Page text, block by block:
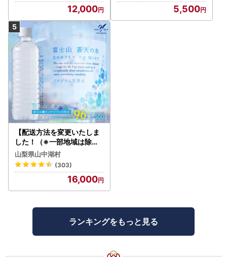
12,000 5,500
【配送方法を変更いたしま
した！（※一部地域は除く
）】＜ラベルレス＞富士山
蒼天の水 500ml×96本（４
ケース）YC001
山梨県山中湖村
(303)
16,000
ランキングをもっと見る